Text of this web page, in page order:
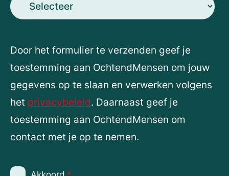
Door het formulier te verzenden geef je
toestemming aan OchtendMensen om jouw
gegevens op te slaan en verwerken volgens
het privacybeleid. Daarnaast geef je
toestemming aan OchtendMensen om
contact met je op te nemen.